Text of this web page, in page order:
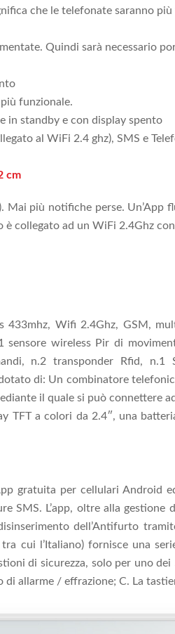
che le telefonate saranno più
Quindi sarà necessario
funzionale.
in standby e con display spento
al WiFi 2.4 ghz), SMS e
cm
Mai più notifiche perse. Un’App
è collegato ad un WiFi 2.4Ghz
Wifi 2.4Ghz, GSM,
wireless Pir di
n.2 transponder Rfid, n.1
di: Un combinatore
il quale si può connettere
TFT a colori da 2.4″, una
gratuita per cellulari Android
SMS. L’app, oltre alla gestione
dell’Antifurto
cui l’Italiano) fornisce una
di sicurezza, solo per uno
di allarme / effrazione; C. La